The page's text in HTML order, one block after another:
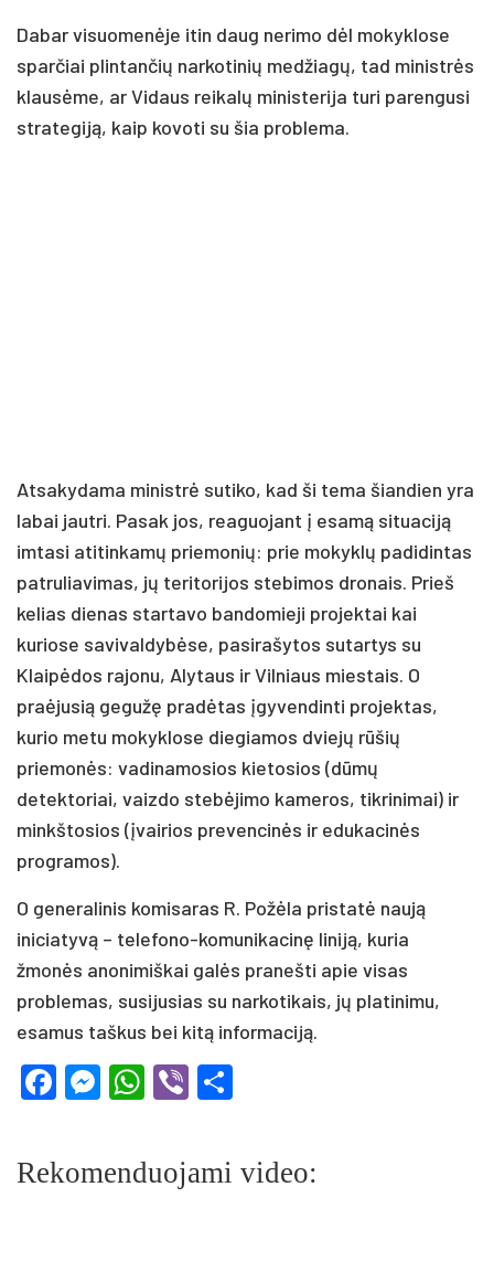
Dabar visuomenėje itin daug nerimo dėl mokyklose
sparčiai plintančių narkotinių medžiagų, tad ministrės
klausėme, ar Vidaus reikalų ministerija turi parengusi
strategiją, kaip kovoti su šia problema.
Atsakydama ministrė sutiko, kad ši tema šiandien yra
labai jautri. Pasak jos, reaguojant į esamą situaciją
imtasi atitinkamų priemonių: prie mokyklų padidintas
patruliavimas, jų teritorijos stebimos dronais. Prieš
kelias dienas startavo bandomieji projektai kai
kuriose savivaldybėse, pasirašytos sutartys su
Klaipėdos rajonu, Alytaus ir Vilniaus miestais. O
praėjusią gegužę pradėtas įgyvendinti projektas,
kurio metu mokyklose diegiamos dviejų rūšių
priemonės: vadinamosios kietosios (dūmų
detektoriai, vaizdo stebėjimo kameros, tikrinimai) ir
minkštosios (įvairios prevencinės ir edukacinės
programos).
O generalinis komisaras R. Požėla pristatė naują
iniciatyvą – telefono-komunikacinę liniją, kuria
žmonės anonimiškai galės pranešti apie visas
problemas, susijusias su narkotikais, jų platinimu,
esamus taškus bei kitą informaciją.
Facebook
Messenger
WhatsApp
Viber
Rekomenduojami video: